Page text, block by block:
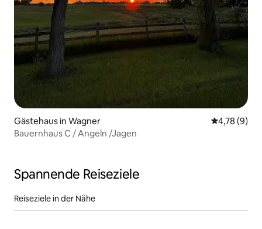
Gästehaus in Wagner
4,78 (9)
Bauernhaus C / Angeln /Jagen
Spannende Reiseziele
Reiseziele in der Nähe